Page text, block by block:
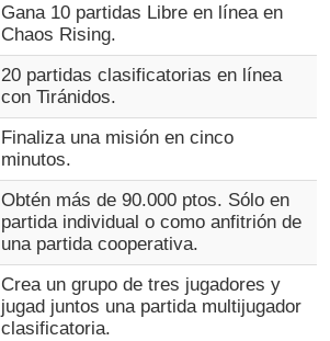
Gana 10 partidas Libre en línea en
Chaos Rising.
20 partidas clasificatorias en línea
con Tiránidos.
Finaliza una misión en cinco
minutos.
Obtén más de 90.000 ptos. Sólo en
partida individual o como anfitrión de
una partida cooperativa.
Crea un grupo de tres jugadores y
jugad juntos una partida multijugador
clasificatoria.